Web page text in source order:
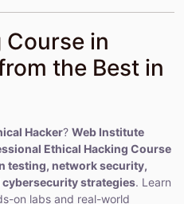
in
the Best in
Hacker? Web Institute
Ethical Hacking Course
testing, network security,
strategies. Learn
on labs and real-world